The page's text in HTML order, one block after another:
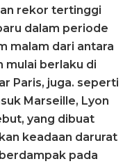
rekor tertinggi
dalam periode
malam dari antara
mulai berlaku di
Paris, juga. seperti
Marseille, Lyon
yang dibuat
keadaan darurat
pada